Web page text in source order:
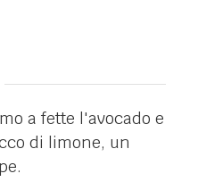
a fette l'avocado e
di limone, un